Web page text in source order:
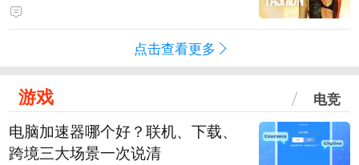
点击查看更多
游戏 电竞
电脑加速器哪个好？联机、下载、
跨境三大场景一次说清